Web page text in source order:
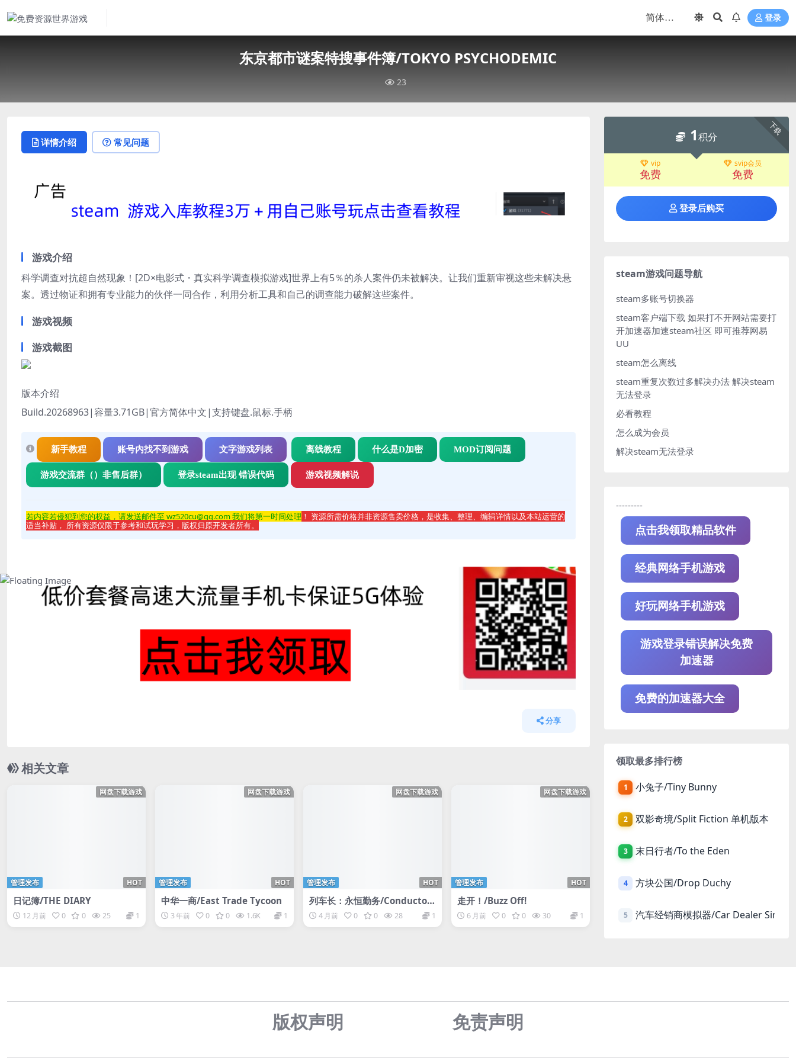
登录
东京都市谜案特搜事件簿/TOKYO PSYCHODEMIC
23
详情介绍 常见问题
游戏介绍
科学调查对抗超自然现象！[2D×电影式・真实科学调查模拟游戏]世界上有5％的杀人案件仍未被解决。让我们重新审视这些未解决悬
案。透过物证和拥有专业能力的伙伴一同合作，利用分析工具和自己的调查能力破解这些案件。
游戏视频
游戏截图
版本介绍
Build.20268963|容量3.71GB|官方简体中文|支持键盘.鼠标.手柄
新手教程 账号内找不到游戏 文字游戏列表 离线教程 什么是D加密 MOD订阅问题
游戏交流群（）非售后群） 登录steam出现 错误代码 游戏视频解说
若内容若侵犯到您的权益，请发送邮件至 wz520cu@qq.com 我们将第一时间处理 ！ 资源所需价格并非资源售卖价格，是收集、整理、编辑详情以及本站运营的
适当补贴， 所有资源仅限于参考和试玩学习，版权归原开发者所有。
分享
相关文章
网盘下载游戏
HOT
管理发布
日记簿/THE DIARY
12 月前 0 0 25 1
网盘下载游戏
HOT
管理发布
中华一商/East Trade Tycoon
3 年前 0 0 1.6K 1
网盘下载游戏
HOT
管理发布
列车长：永恒勤务/Conductor:
Eternal Service
4 月前 0 0 28 1
网盘下载游戏
HOT
管理发布
走开！/Buzz Off!
6 月前 0 0 30 1
下载
1积分
vip
免费
svip会员
免费
登录后购买
steam游戏问题导航
steam多账号切换器
steam客户端下载 如果打不开网站需要打
开加速器加速steam社区 即可推荐网易
UU
steam怎么离线
steam重复次数过多解决办法 解决steam
无法登录
必看教程
怎么成为会员
解决steam无法登录
---------
点击我领取精品软件
经典网络手机游戏
好玩网络手机游戏
游戏登录错误解决免费
加速器
免费的加速器大全
领取最多排行榜
1 小兔子/Tiny Bunny
2 双影奇境/Split Fiction 单机版本
3 末日行者/To the Eden
4 方块公国/Drop Duchy
5 汽车经销商模拟器/Car Dealer
版权声明 免责声明